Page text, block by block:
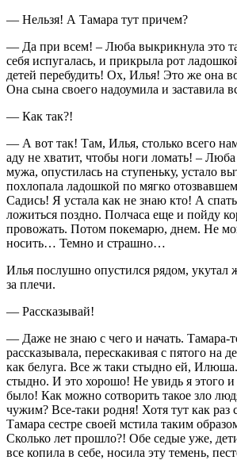
— Нельзя! А Тамара тут причем?
— Да при всем! – Люба выкрикнула это
себя испугалась, и прикрыла рот
детей перебудить! Ох, Илья! Это же она
Она сына своего надоумила и заставила
— Как так?!
— А вот так! Там, Илья, столько всего
аду не хватит, чтобы ноги ломать! –
мужа, опустилась на ступеньку, устало
похлопала ладошкой по мягко
Садись! Я устала как не знаю кто! А
ложиться поздно. Полчаса еще и пойду
провожать. Потом покемарю, днем. Не
носить… Темно и страшно…
Илья послушно опустился рядом, укутал
за плечи.
— Рассказывай!
— Даже не знаю с чего и начать. Тамара-
рассказывала, перескакивая с пятого на
как белуга. Все ж таки стыдно ей,
стыдно. И это хорошо! Не увидь я этого
было! Как можно сотворить такое зло
чужим? Все-таки родня! Хотя тут как раз
Тамара сестре своей мстила таким
Сколько лет прошло?! Обе седые уже,
все копила в себе, носила эту темень,